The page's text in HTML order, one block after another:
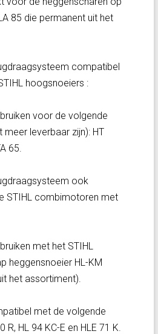
85 die permanent uit het
compatibel
hoogsnoeiers :
voor de volgende
leverbaar zijn): HT
65.
ook
STIHL combimotoren met
met het STIHL
heggensnoeier HL-KM
het assortiment).
met de volgende
R, HL 94 KC-E en HLE 71 K.